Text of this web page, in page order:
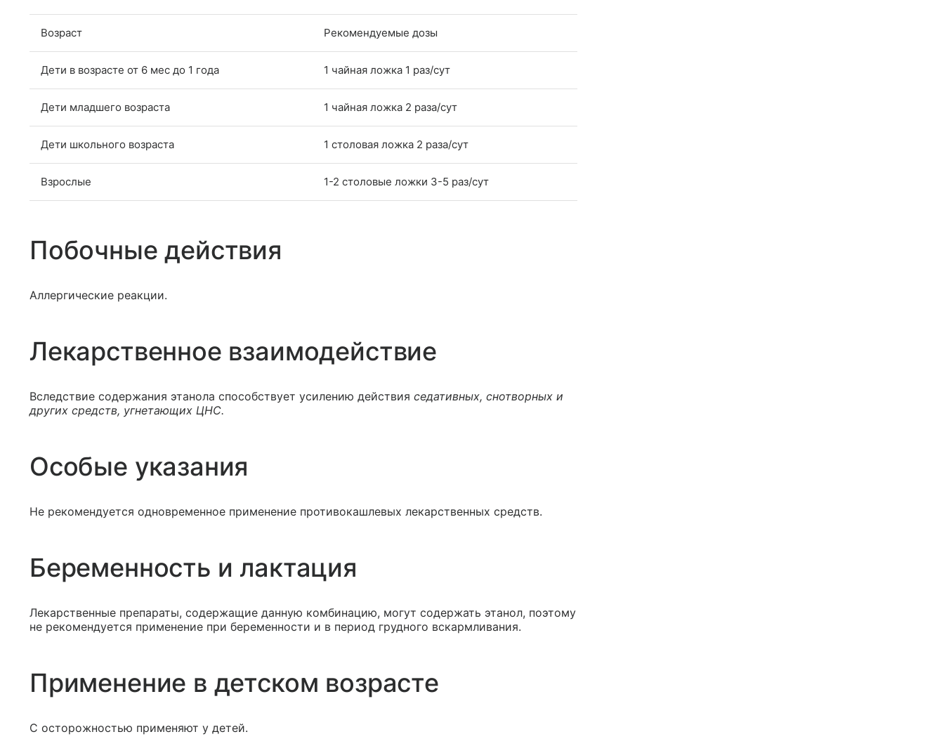
Возраст Рекомендуемые дозы
Дети в возрасте от 6 мес до 1 года 1 чайная ложка 1 раз/сут
Дети младшего возраста 1 чайная ложка 2 раза/сут
Дети школьного возраста 1 столовая ложка 2 раза/сут
Взрослые 1-2 столовые ложки 3-5 раз/сут
Побочные действия
Аллергические реакции.
Лекарственное взаимодействие
Вследствие содержания этанола способствует усилению действия седативных, снотворных и
других средств, угнетающих ЦНС.
Особые указания
Не рекомендуется одновременное применение противокашлевых лекарственных средств.
Беременность и лактация
Лекарственные препараты, содержащие данную комбинацию, могут содержать этанол, поэтому
не рекомендуется применение при беременности и в период грудного вскармливания.
Применение в детском возрасте
С осторожностью применяют у детей.